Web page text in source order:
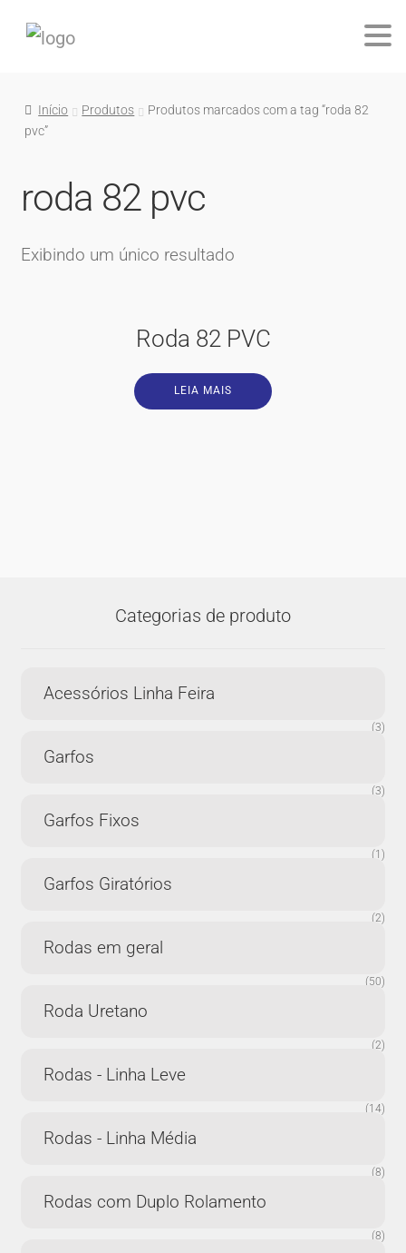
Início Produtos
Produtos marcados com a tag “roda 82
pvc”
roda 82 pvc
Exibindo um único resultado
Roda 82 PVC
LEIA MAIS
Categorias de produto
Acessórios Linha Feira
(3)
Garfos
(3)
Garfos Fixos
(1)
Garfos Giratórios
(2)
Rodas em geral
(50)
Roda Uretano
(2)
Rodas - Linha Leve
(14)
Rodas - Linha Média
(8)
Rodas com Duplo Rolamento
(8)